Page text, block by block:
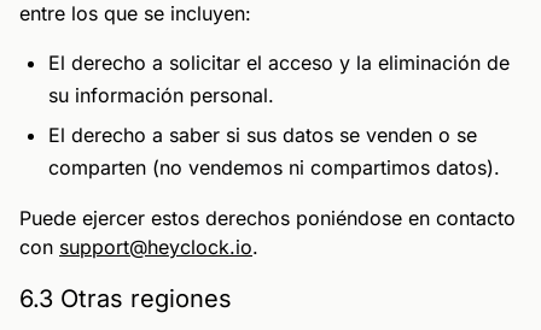
entre los que se incluyen:
El derecho a solicitar el acceso y la eliminación de
su información personal.
El derecho a saber si sus datos se venden o se
comparten (no vendemos ni compartimos datos).
Puede ejercer estos derechos poniéndose en contacto
con support@heyclock.io.
6.3 Otras regiones